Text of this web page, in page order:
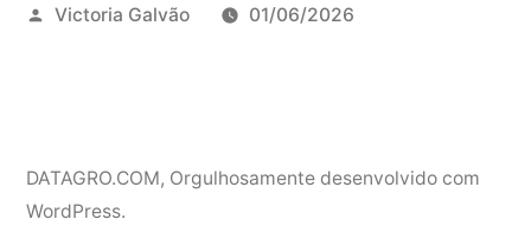
Publicado
Victoria Galvão 01/06/2026
DATAGRO.COM, Orgulhosamente desenvolvido com
WordPress.